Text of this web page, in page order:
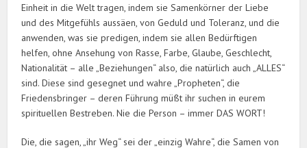
Einheit in die Welt tragen, indem sie Samenkörner der Liebe
und des Mitgefühls aussäen, von Geduld und Toleranz, und die
anwenden, was sie predigen, indem sie allen Bedürftigen
helfen, ohne Ansehung von Rasse, Farbe, Glaube, Geschlecht,
Nationalität – alle „Beziehungen“ also, die natürlich auch „ALLES“
sind. Diese sind gesegnet und wahre „Propheten“, die
Friedensbringer – deren Führung müßt ihr suchen in eurem
spirituellen Bestreben. Nie die Person – immer DAS WORT!
Die, die sagen, „ihr Weg“ sei der „einzig Wahre“, die Samen von